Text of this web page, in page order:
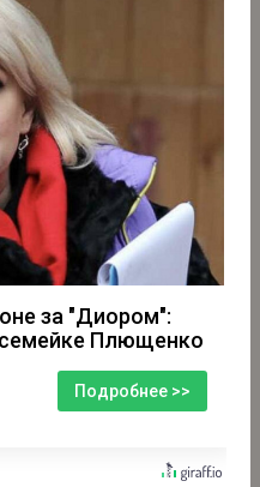
за "Диором":
Плющенко
Подробнее >>